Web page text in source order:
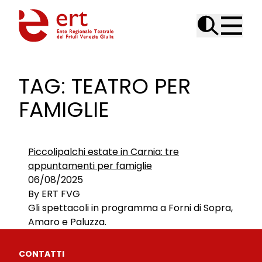
Skip to content
TAG: TEATRO PER
FAMIGLIE
Piccolipalchi estate in Carnia: tre
appuntamenti per famiglie
06/08/2025
By ERT FVG
Gli spettacoli in programma a Forni di Sopra,
Amaro e Paluzza.
CONTATTI